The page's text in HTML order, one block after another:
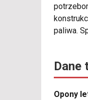
paliwa.
Dane
Opony